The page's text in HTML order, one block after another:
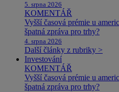
5. srpna 2026
KOMENTÁŘ
Vyšší časová prémie u
špatná zpráva pro trhy?
4. srpna 2026
Další články z rubriky >
Investování
KOMENTÁŘ
Vyšší časová prémie u
špatná zpráva pro trhy?